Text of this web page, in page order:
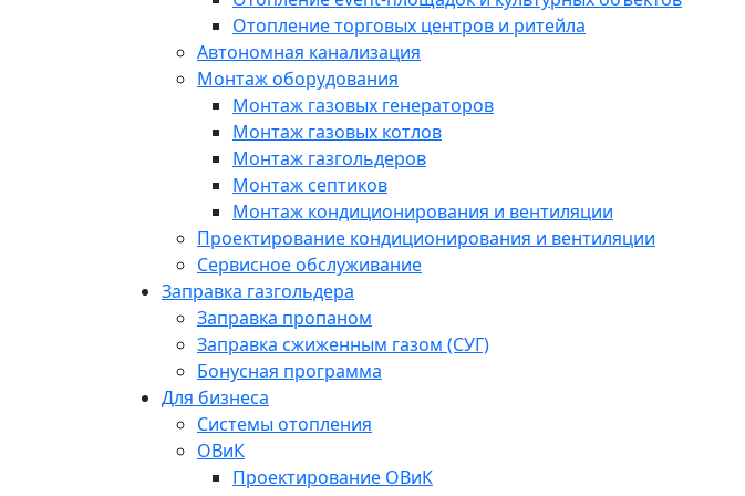
Отопление торговых центров и ритейла
Автономная канализация
Монтаж оборудования
Монтаж газовых генераторов
Монтаж газовых котлов
Монтаж газгольдеров
Монтаж септиков
Монтаж кондиционирования и вентиляции
Проектирование кондиционирования и вентиляции
Сервисное обслуживание
Заправка газгольдера
Заправка пропаном
Заправка сжиженным газом (СУГ)
Бонусная программа
Для бизнеса
Системы отопления
ОВиК
Проектирование ОВиК